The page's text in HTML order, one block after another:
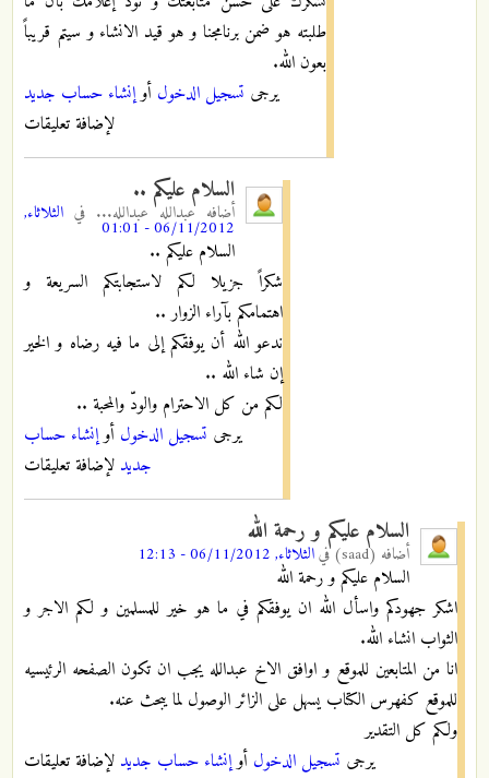
طلبته هو ضمن برنامجنا و هو قيد الانشاء و سيتم قريباً
بعون الله.
يرجى تسجيل الدخول أوإنشاء حساب جديد
لإضافة تعليقات
السلام عليكم ..
أضافه عبدالله عبدالله... في الثلاثاء,
06/11/2012 - 01:01
السلام عليكم ..
شكراً جزيلا لكم لاستجابتكم السريعة و
اهتمامكم بآراء الزوار ..
ندعو الله أن يوفقكم إلى ما فيه رضاه و الخير
إن شاء الله ..
لكم من كل الاحترام والودّ والمحبة ..
يرجى تسجيل الدخول أوإنشاء حساب
جديد لإضافة تعليقات
السلام عليكم و رحمة الله
أضافه (saad) فيالثلاثاء, 06/11/2012 - 12:13
السلام عليكم و رحمة الله
اشكر جهودكم واسأل الله ان يوفقكم في ما هو خير للمسلمين و لكم الاجر و
الثواب انشاء الله.
انا من المتابعين للموقع و اوافق الاخ عبدالله يجب ان تكون الصفحه الرئيسيه
للموقع كفهرس الكتاب يسهل على الزائر الوصول لما يبحث عنه.
ولكم كل التقدير
يرجى تسجيل الدخول أوإنشاء حساب جديد لإضافة تعليقات